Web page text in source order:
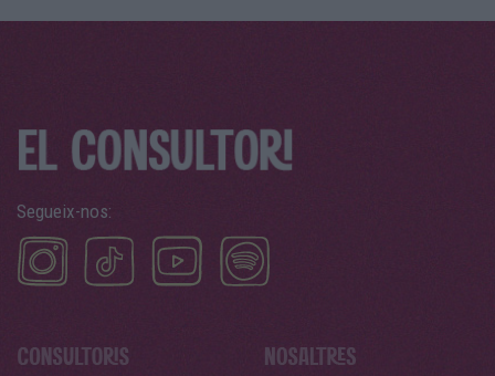
Segueix-nos: